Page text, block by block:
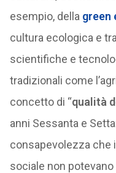
esempio, della green
cultura ecologica e
scientifiche e
tradizionali come
concetto di “qualità
anni Sessanta e
consapevolezza che
sociale non